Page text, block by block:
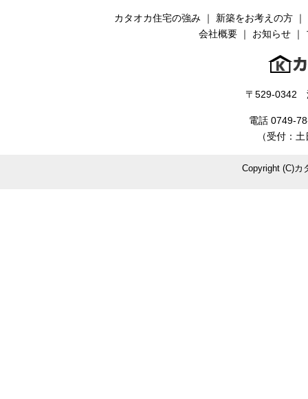
カタオカ住宅の強み ｜ 新築をお考えの方 ｜
会社概要
｜ お知らせ ｜
〒529-0342
電話 0749-
（受付：
Copyright (C)カ